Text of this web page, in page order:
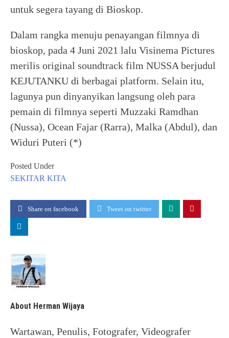
untuk segera tayang di Bioskop.
Dalam rangka menuju penayangan filmnya di
bioskop, pada 4 Juni 2021 lalu Visinema Pictures
merilis original soundtrack film NUSSA berjudul
KEJUTANKU di berbagai platform. Selain itu,
lagunya pun dinyanyikan langsung oleh para
pemain di filmnya seperti Muzzaki Ramdhan
(Nussa), Ocean Fajar (Rarra), Malka (Abdul), dan
Widuri Puteri (*)
Posted Under
SEKITAR KITA
Share on facebook Tweet on twitter
About Herman Wijaya
Wartawan, Penulis, Fotografer, Videografer